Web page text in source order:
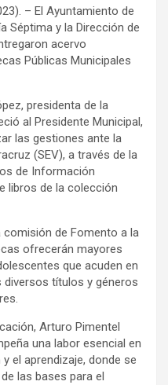
– El Ayuntamiento de
Séptima y la Dirección de
acervo
Públicas Municipales
presidenta de la
al Presidente Municipal,
las gestiones ante la
(SEV), a través de la
de Información
libros de la colección
comisión de Fomento a la
ofrecerán mayores
que acuden en
diversos títulos y géneros
Arturo Pimentel
una labor esencial en
el aprendizaje, donde se
las bases para el